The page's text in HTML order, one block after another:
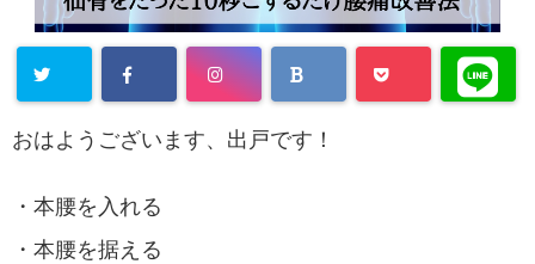
おはようございます、出戸です！
・本腰を入れる
・本腰を据える